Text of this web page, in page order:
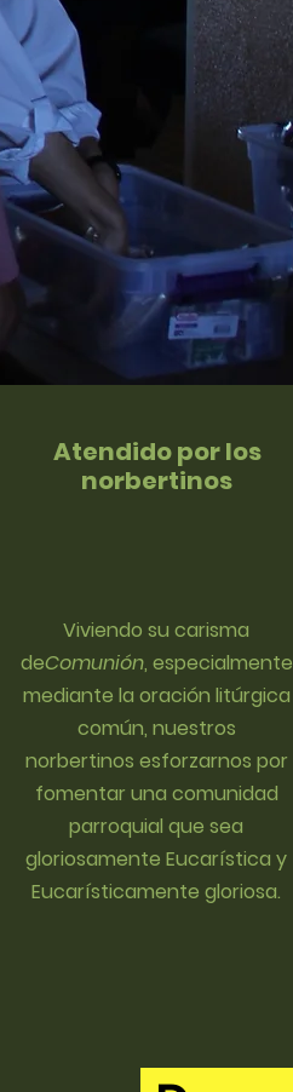
Atendido por los
norbertinos
Viviendo su carisma
deComunión, especialmente
mediante la oración litúrgica
común, nuestros
norbertinos esforzarnos por
fomentar una comunidad
parroquial que sea
gloriosamente Eucarística y
Eucarísticamente gloriosa.